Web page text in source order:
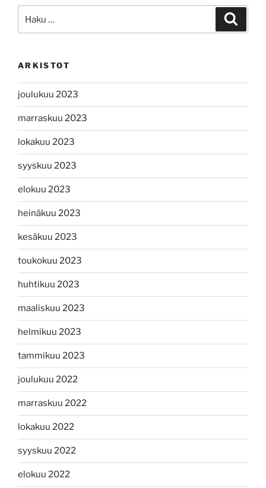
ARKISTOT
joulukuu 2023
marraskuu 2023
lokakuu 2023
syyskuu 2023
elokuu 2023
heinäkuu 2023
kesäkuu 2023
toukokuu 2023
huhtikuu 2023
maaliskuu 2023
helmikuu 2023
tammikuu 2023
joulukuu 2022
marraskuu 2022
lokakuu 2022
syyskuu 2022
elokuu 2022